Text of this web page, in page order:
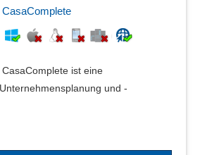
CasaComplete
CasaComplete ist eine
und -